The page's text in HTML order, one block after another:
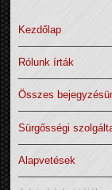
Kezdőlap
Rólunk írták
Összes
Sürgősségi
Alapvetések